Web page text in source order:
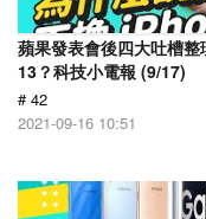
蘋果發表會後四大吐槽
13？科技小電報 (9/17)
# 42
2021-09-16 10:51